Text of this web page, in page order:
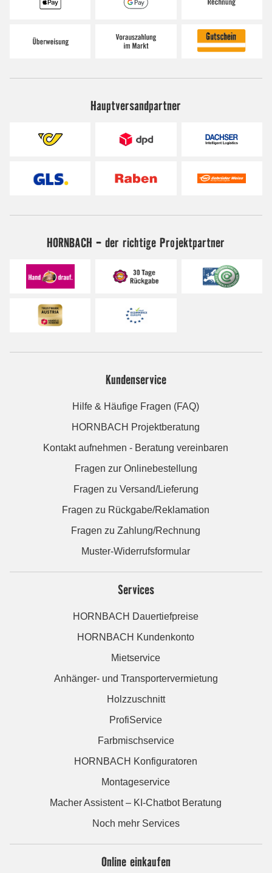
Hauptversandpartner
HORNBACH - der richtige Projektpartner
Kundenservice
Hilfe & Häufige Fragen (FAQ)
HORNBACH Projektberatung
Kontakt aufnehmen - Beratung vereinbaren
Fragen zur Onlinebestellung
Fragen zu Versand/Lieferung
Fragen zu Rückgabe/Reklamation
Fragen zu Zahlung/Rechnung
Muster-Widerrufsformular
Services
HORNBACH Dauertiefpreise
HORNBACH Kundenkonto
Mietservice
Anhänger- und Transportervermietung
Holzzuschnitt
ProfiService
Farbmischservice
HORNBACH Konfiguratoren
Montageservice
Macher Assistent – KI-Chatbot Beratung
Noch mehr Services
Online einkaufen